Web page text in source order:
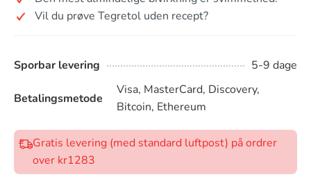
Vil du prøve Tegretol uden recept?
Sporbar levering 5-9 dage
Betalingsmetode
Visa, MasterCard, Discovery,
Bitcoin, Ethereum
Gratis levering (med standard luftpost) på ordrer
over kr1283